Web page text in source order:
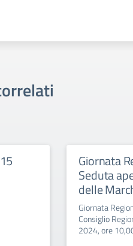
Giornata
Seduta
delle
Giornata
Consiglio
2024, ore